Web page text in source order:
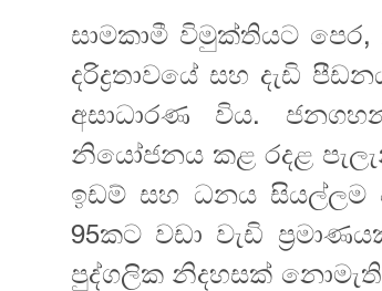
සාමකාමී විමුක්තියට
දරිද්‍රතාවයේ සහ දැඩි
අසාධාරණ විය.
නියෝජනය කළ රදළ
ඉඩම් සහ ධනය සියල්ලම
95කට වඩා වැඩි
පුද්ගලික නිදහසක් නොමැතිව